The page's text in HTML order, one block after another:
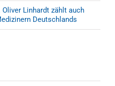
Linhardt zählt auch
Deutschlands